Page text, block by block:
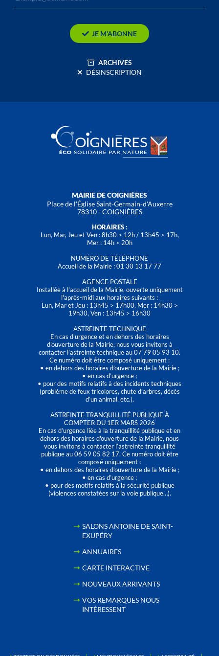
JE M’ABONNE
ARCHIVES
DÉSINSCRIPTION
MAIRIE DE COIGNIÈRES
Place de l'Église Saint-Germain-d'Auxerre
78310 - COIGNIÈRES
HORAIRES :
Lun, Mar, Jeu et Ven : 8h30 > 12h / 13h45 > 17h,
Mer : 14h > 20h
NUMÉRO DE TÉLÉPHONE
Accueil de la Mairie : 01 30 13 17 77
AGENCE POSTALE
Installée à l’accueil de la Mairie, ouverte uniquement
l'après-midi aux horaires suivants :
Lun, Mar et Jeu : 13h45 > 17h00, Mer : 14h30 >
19h30, Ven : 13h45 > 16h30
ASTREINTE TECHNIQUE
En cas d’urgence et en dehors des horaires
d'ouverture de la Mairie, nous vous invitons à
contacter l’astreinte technique au 07 79 05 93 10.
Ce numéro doit être composé uniquement :
• en dehors des horaires d’ouverture de la Mairie ;
• en cas d’urgence ;
• pour des motifs relatifs à des incidents techniques
(problème de feux tricolores, chute d’arbres, décès
d’un animal, etc.).
ASTREINTE TRANQUILLITÉ PUBLIQUE À
COMPTER DU 1ER MARS 2026
En cas d’urgence liée à la tranquillité publique et en
dehors des horaires d'ouverture de la Mairie, nous
vous invitons à contacter l’astreinte tranquillité
publique au 06 59 05 82 17. Ce numéro doit être
composé uniquement :
• en dehors des horaires d’ouverture de la Mairie ;
• en cas d’urgence ;
• pour des motifs relatifs à la sécurité publique
(violences constatées sur la voie publique…).
SALONS ANTOINE DE SAINT-
EXUPÉRY
ANNUAIRES
CARTE INTERACTIVE
NOUVEAUX ARRIVANTS
VOS REMARQUES NOUS
INTÉRESSENT